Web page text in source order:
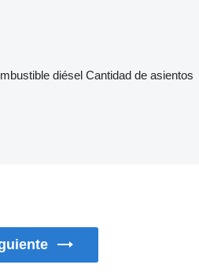
diésel Cantidad de asientos